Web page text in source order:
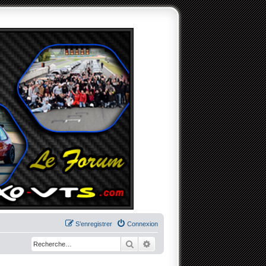
Connexion
S’enregistrer
RechercherRecherche avancée